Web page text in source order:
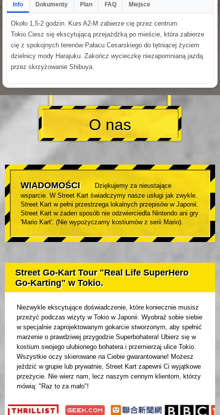
Info Dokumenty Plan FAQ Miejsce
Około 1,5-2 godzin. Kurs A2-M zabierze cię przez centrum
Tokio.Ciesz się ekscytującą przejażdżką po mieście, która zabierze
cię z spokojnych terenów Pałacu Cesarskiego do tętniącej życiem
dzielnicy mody Harajuku. Zakończ wycieczkę niezapomnianą jazdą
przez skrzyżowanie Shibuya.
O nas
WIADOMOŚCI
Dziękujemy za nieustające
wsparcie. W Street Kart świadczymy nasze usługi jak zwykle.
Street Kart w pełni przestrzega lokalnych przepisów w Japonii.
Street Kart w żaden sposób nie odzwierciedla Nintendo ani gry
'Mario Kart'. (Nie wypożyczamy kostiumów z serii Mario).
Street Go-Kart Tour "Real Life SuperHero
Go-Karting" w Tokio.
Niezwykle ekscytujące doświadczenie, które koniecznie musisz
przeżyć podczas wizyty w Tokio w Japonii. Wyobraź sobie siebie
w specjalnie zaprojektowanym gokarcie stworzonym, aby spełnić
marzenie o prawdziwej przygodzie Superbohatera! Ubierz się w
kostium swojego ulubionego bohatera i przemierzaj ulice Tokio.
Wszystkie oczy skierowane na Ciebie gwarantowane! Możesz
jeździć w grupie lub prywatnie, Street Kart zapewni Ci wyjątkowe
przeżycie. Nie wierz nam, lecz naszym cennym klientom, którzy
mówią: "Raz to za mało"!